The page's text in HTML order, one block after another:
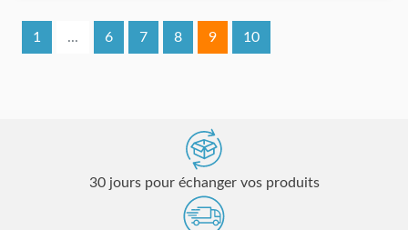
1 ... 6 7 8 9 10
30 jours pour échanger vos produits